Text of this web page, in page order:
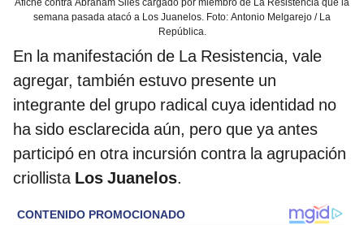
Afiche contra Abraham Siles cargado por miembro de La Resistencia que la
semana pasada atacó a Los Juanelos. Foto: Antonio Melgarejo / La
República.
En la manifestación de La Resistencia, vale
agregar, también estuvo presente un
integrante del grupo radical cuya identidad no
ha sido esclarecida aún, pero que ya antes
participó en otra incursión contra la agrupación
criollista Los Juanelos.